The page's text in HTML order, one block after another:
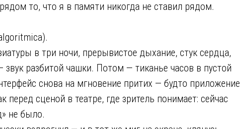
то, что я в памяти никогда не ставил рядом.
в три ночи, прерывистое дыхание, стук сердца,
разбитой чашки. Потом — тиканье часов в пустой
снова на мгновение притих — будто приложение
перед сценой в театре, где зритель понимает: сейчас
не было.